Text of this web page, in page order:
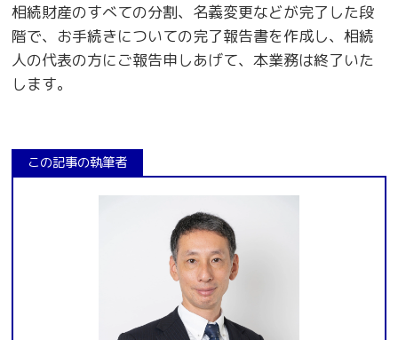
相続財産のすべての分割、名義変更などが完了した段
階で、お手続きについての完了報告書を作成し、相続
人の代表の方にご報告申しあげて、本業務は終了いた
します。
この記事の執筆者